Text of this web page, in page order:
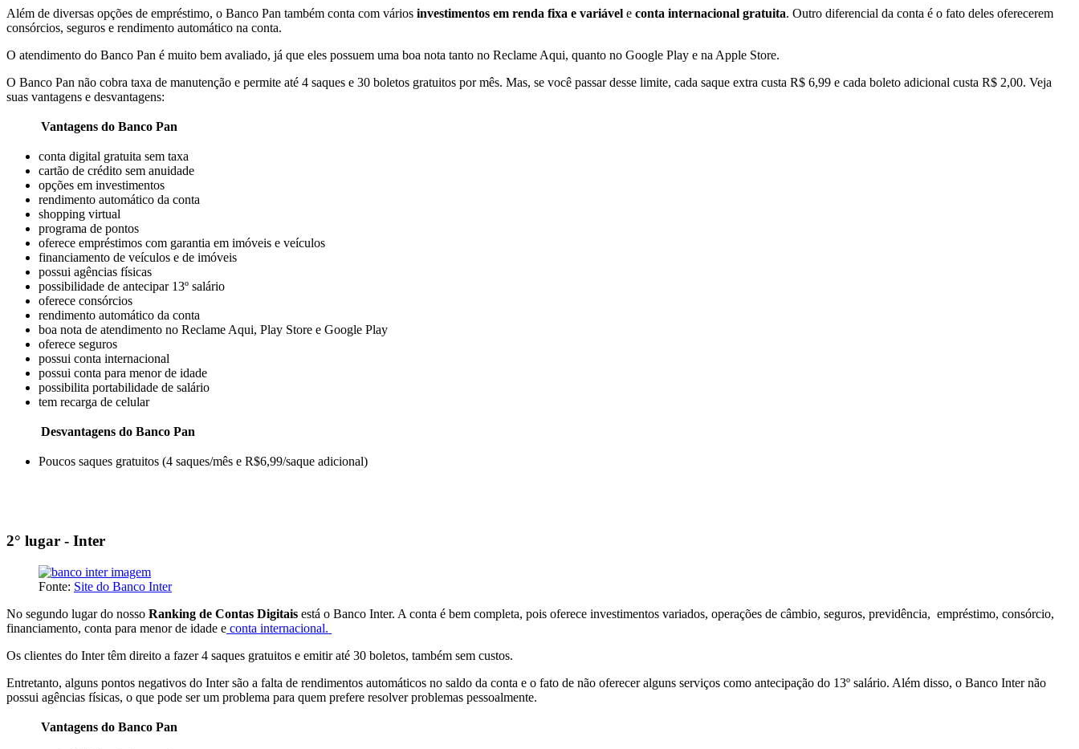
Além de diversas opções de empréstimo, o Banco Pan também conta com vários investimentos em renda fixa e variável e conta internacional gratuita. Outro diferencial da conta é o fato deles oferecerem
consórcios, seguros e rendimento automático na conta.
O atendimento do Banco Pan é muito bem avaliado, já que eles possuem uma boa nota tanto no Reclame Aqui, quanto no Google Play e na Apple Store.
O Banco Pan não cobra taxa de manutenção e permite até 4 saques e 30 boletos gratuitos por mês. Mas, se você passar desse limite, cada saque extra custa R$ 6,99 e cada boleto adicional custa R$ 2,00. Veja
suas vantagens e desvantagens:
Vantagens do Banco Pan
conta digital gratuita sem taxa
cartão de crédito sem anuidade
opções em investimentos
rendimento automático da conta
shopping virtual
programa de pontos
oferece empréstimos com garantia em imóveis e veículos
financiamento de veículos e de imóveis
possui agências físicas
possibilidade de antecipar 13º salário
oferece consórcios
rendimento automático da conta
boa nota de atendimento no Reclame Aqui, Play Store e Google Play
oferece seguros
possui conta internacional
possui conta para menor de idade
possibilita portabilidade de salário
tem recarga de celular
Desvantagens do Banco Pan
Poucos saques gratuitos (4 saques/mês e R$6,99/saque adicional)
2° lugar - Inter
Fonte: Site do Banco Inter
No segundo lugar do nosso Ranking de Contas Digitais está o Banco Inter. A conta é bem completa, pois oferece investimentos variados, operações de câmbio, seguros, previdência, empréstimo, consórcio,
financiamento, conta para menor de idade e conta internacional.
Os clientes do Inter têm direito a fazer 4 saques gratuitos e emitir até 30 boletos, também sem custos.
Entretanto, alguns pontos negativos do Inter são a falta de rendimentos automáticos no saldo da conta e o fato de não oferecer alguns serviços como antecipação do 13º salário. Além disso, o Banco Inter não
possui agências físicas, o que pode ser um problema para quem prefere resolver problemas pessoalmente.
Vantagens do Banco Pan